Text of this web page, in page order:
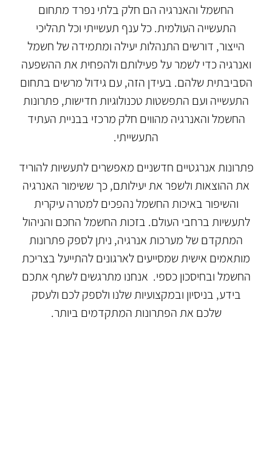
החשמל והאנרגיה הם חלק בלתי נפרד מתחום
התעשייה העולמית. כל ענף תעשייתי וכל תהליכי
הייצור, דורשים התנהלות יעילה ומתמידה של חשמל
ואנרגיה כדי לשמר על פעילותם ולהפחית את ההשפעה
הסביבתית שלהם. בעידן הזה, עם גידול מרשים בתחום
התעשייה ועם התפשטות טכנולוגיות חדישות, פתרונות
החשמל והאנרגיה מהווים חלק מרכזי בבניית העתיד
התעשייתי.
פתרונות אנרגטיים חדשניים מאפשרים לתעשיות להוריד
את ההוצאות ולשפר את יעילותם, כך ששימור האנרגיה
והשיפור באיכות החשמל נהפכים למטרה עיקרית
לתעשיות ברחבי העולם. בזכות החשמל החכם והניהול
המתקדם של מערכות אנרגיה, ניתן לספק פתרונות
מותאמים אישית שמסייעים לארגונים להתייעל בצריכת
החשמל ובחיסכון כספי. אנחנו מתרגשים לשתף אתכם
בידע, בניסיון ובמקצועיות שלנו ולספק לכם ולעסק
שלכם את הפתרונות המתקדמים ביותר.